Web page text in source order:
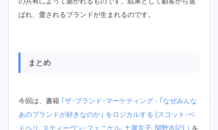
ばれ、愛されるブランドが生まれるのです。
まとめ
今回は、書籍 ｢ザ･ブランド･マーケティング - ｢なぜみんな
あのブランドが好きなのか｣ をロジカルする (スコット･ベ
ドベリ, スティーヴン･フェニケル, 土屋京子, 関野吉記) ｣ を